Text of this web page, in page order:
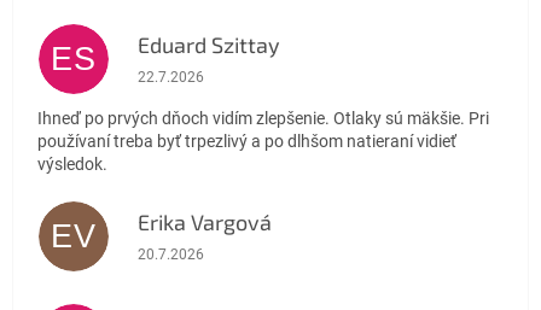
ES Eduard Szittay
Hodnotenie obchodu je 5 z 5 hviezdičiek.
22.7.2026
Ihneď po prvých dňoch vidím zlepšenie. Otlaky sú mäkšie. Pri
používaní treba byť trpezlivý a po dlhšom natieraní vidieť
výsledok.
EV Erika Vargová
Hodnotenie obchodu je 5 z 5 hviezdičiek.
20.7.2026